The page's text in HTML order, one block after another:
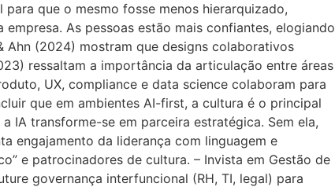
que o mesmo fosse menos hierarquizado,
As pessoas estão mais confiantes, elogiando
Ahn (2024) mostram que designs colaborativos
ressaltam a importância da articulação entre áreas
UX, compliance e data science colaboram para
que em ambientes AI-first, a cultura é o principal
IA transforme-se em parceira estratégica. Sem ela,
engajamento da liderança com linguagem e
e patrocinadores de cultura. – Invista em Gestão de
governança interfuncional (RH, TI, legal) para